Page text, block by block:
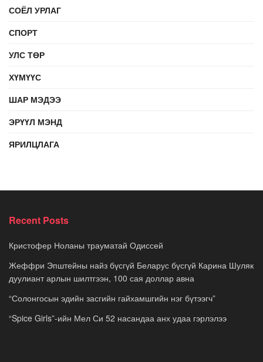
СОЁЛ УРЛАГ
СПОРТ
УЛС ТӨР
ХҮМҮҮС
ШАР МЭДЭЭ
ЭРҮҮЛ МЭНД
ЯРИЛЦЛАГА
Recent Posts
Кристофер Ноланы трауматай Одиссей
Жеффри Эпштейны найз бүсгүй Беларус бүсгүй Карина Шуляк
дуулиант арлын шилтгээн, 100 сая доллар авна
“Солонгосын эдийн засгийн гайхамшгийн нэг бүтээгч”
“Spice Girls”-ийн Мел Си 52 насандаа анх удаа гэрлэлээ